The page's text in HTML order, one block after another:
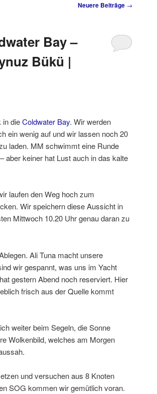
Neuere Beiträge →
Bay –
Bükü |
in dieColdwater Bay. Wir werden
ein wenig auf und wir lassen noch 20
laden. MM schwimmt eine Runde
aber keiner hat Lust auch in das kalte
laufen den Weg hoch zum
Wir speichern diese Aussicht in
Mittwoch 10.20 Uhr genau daran zu
Ali Tuna macht unsere
wir gespannt, was uns im Yacht
gestern Abend noch reserviert. Hier
frisch aus der Quelle kommt
weiter beim Segeln, die Sonne
Wolkenbild, welches am Morgen
und versuchen aus 8 Knoten
SOG kommen wir gemütlich voran.